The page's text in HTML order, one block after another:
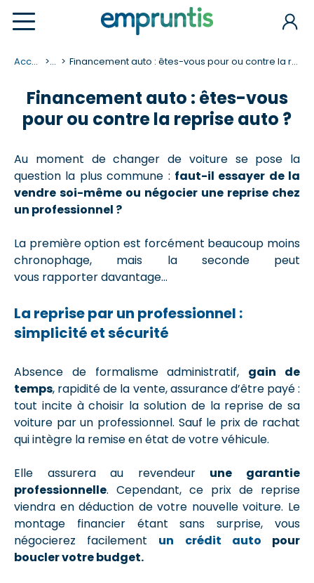
Accueil ... Financement auto : êtes-vous pour ou contre la reprise auto ?
Financement auto : êtes-vous
pour ou contre la reprise auto ?
Au moment de changer de voiture se pose la
question la plus commune : faut-il essayer de la
vendre soi-même ou négocier une reprise chez
un professionnel ?
La première option est forcément beaucoup moins
chronophage, mais la seconde peut
vous rapporterdavantage…
La reprise par un professionnel :
simplicité et sécurité
Absence de formalisme administratif, gain de
temps, rapidité de la vente, assurance d’être payé :
tout incite à choisir la solution de la reprise de sa
voiture par un professionnel. Sauf le prix de rachat
qui intègre la remise en état de votre véhicule.
Elle assurera au revendeur une garantie
professionnelle. Cependant, ce prix de reprise
viendra en déduction de votre nouvelle voiture. Le
montage financier étant sans surprise, vous
négocierez facilement un crédit auto pour
boucler votre budget.